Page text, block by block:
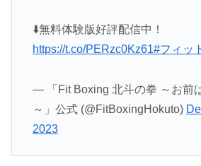
⬇️無料体験版好評配信中！
https://t.co/PERzc0Kz61#フィッ
— 「Fit Boxing 北斗の拳 ～お前
～」公式 (@FitBoxingHokuto)
2023